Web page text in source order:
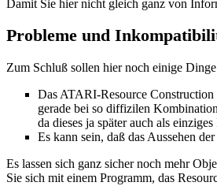
Damit Sie hier nicht gleich ganz von
Probleme und
Zum Schluß sollen hier noch einige
Das ATARI-Resource
gerade bei so diffizilen
da dieses ja später auch als
Es kann sein, daß das Aussehen
Es lassen sich ganz sicher noch mehr
Sie sich mit einem Programm, das